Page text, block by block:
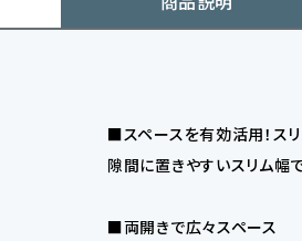
■スペースを有効活用！ス
隙間に置きやすいスリム幅
■両開きで広々スペース